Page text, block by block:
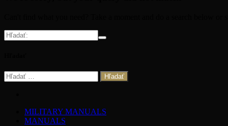
Hľadať:
MILITARY MANUALS
MANUALS